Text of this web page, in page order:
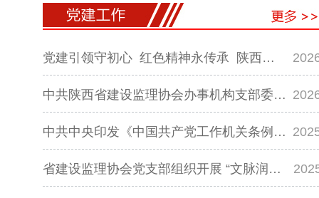
党建引领守初心 红色精神永传承 陕西…
中共陕西省建设监理协会办事机构支部委…
中共中央印发《中国共产党工作机关条例…
省建设监理协会党支部组织开展 “文脉润…